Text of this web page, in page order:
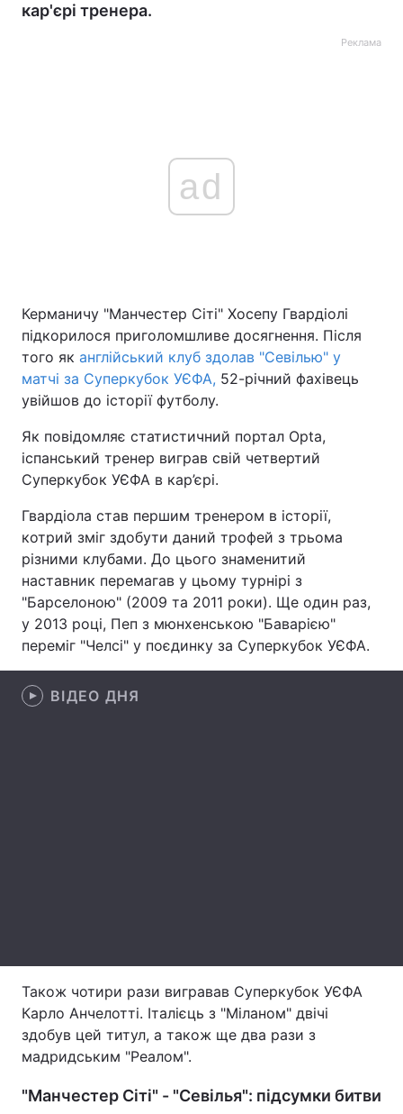
Головна Війна
Україна Політика
Економіка Світ
Спорт Наука
Техно і зв'язок
Зброя Інциденти
Здоров'я Туризм
Цікавинки Погода
Екологія Регіони
кар'єрі тренера.
Реклама
ad
Керманичу "Манчестер Сіті" Хосепу Гвардіолі
підкорилося приголомшливе досягнення. Після
того як англійський клуб здолав "Севілью" у
матчі за Суперкубок УЄФА, 52-річний фахівець
увійшов до історії футболу.
Як повідомляє статистичний портал Opta,
іспанський тренер виграв свій четвертий
Суперкубок УЄФА в кар’єрі.
Гвардіола став першим тренером в історії,
котрий зміг здобути даний трофей з трьома
різними клубами. До цього знаменитий
наставник перемагав у цьому турнірі з
"Барселоною" (2009 та 2011 роки). Ще один раз,
у 2013 році, Пеп з мюнхенською "Баварією"
переміг "Челсі" у поєдинку за Суперкубок УЄФА.
ВІДЕО ДНЯ
Також чотири рази вигравав Суперкубок УЄФА
Карло Анчелотті. Італієць з "Міланом" двічі
здобув цей титул, а також ще два рази з
мадридським "Реалом".
"Манчестер Сіті" - "Севілья": підсумки битви